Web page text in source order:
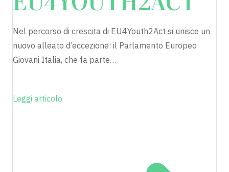
Nel percorso di crescita di EU4Youth2Act si unisce un
nuovo alleato d’eccezione: il Parlamento Europeo
Giovani Italia, che fa parte…
Leggi articolo